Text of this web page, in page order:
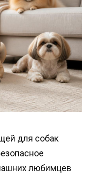
для собак
любимцев